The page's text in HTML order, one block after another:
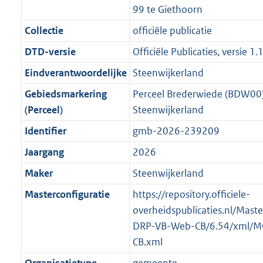
f
o
r
m
a
a
t
b
n
f
o
m
a
a
t
b
i
n
f
o
r
m
a
a
b
e
i
n
o
r
m
a
t
0
K
b
r
o
o
t
t
e
:
3
K
b
g
r
o
o
t
t
e
:
3
b
99 te Giethoorn
Collectie
officiële publicatie
DTD-versie
Officiële Publicaties, versie 1.1
Eindverantwoordelijke Steenwijkerland
Gebiedsmarkering
(Perceel)
Perceel Brederwiede
Steenwijkerland
Identifier
gmb-2026-239209
Jaargang
2026
Maker
Steenwijkerland
Masterconfiguratie
https://repository.officiele-
overheidspublicaties.nl/
DRP-VB-Web-CB/6.54/xml/
CB.xml